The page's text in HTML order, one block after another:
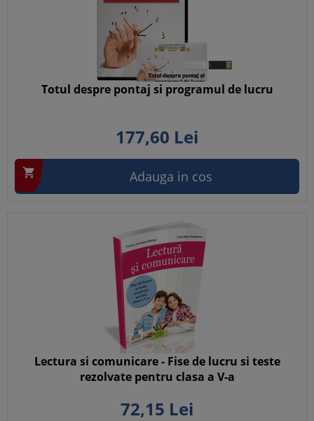
Totul despre pontaj si programul de lucru
177,60 Lei
 Adauga in cos
Lectura si comunicare - Fise de lucru si teste
rezolvate pentru clasa a V-a
72,15 Lei